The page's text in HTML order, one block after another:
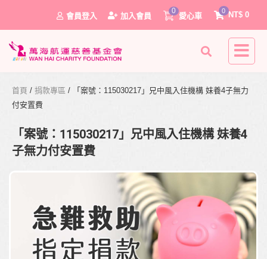
會員登入 加入會員
0
愛心車
0
NT$ 0
0
首頁 / 捐款專區 / 「案號：115030217」兄中風入住機構 妹養4子無力
付安置費
「案號：115030217」兄中風入住機構 妹養4
子無力付安置費